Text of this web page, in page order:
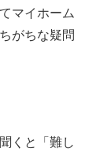
マイホーム
がちな疑問
くと「難し